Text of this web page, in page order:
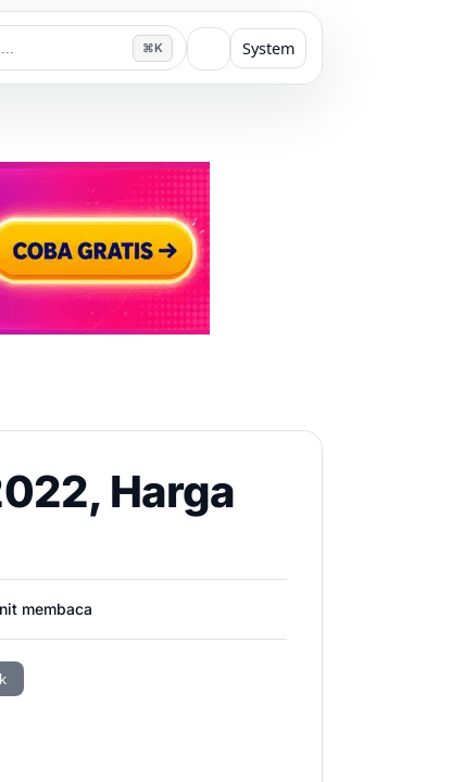
⌘K System
Harga
membaca